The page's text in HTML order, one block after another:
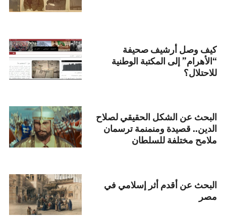
كيف وصل أرشيف صحيفة
“الأهرام” إلى المكتبة الوطنية
للاحتلال؟
البحث عن الشكل الحقيقي لصلاح
الدين.. قصيدة ومنمنمة ترسمان
ملامح مختلفة للسلطان
البحث عن أقدم أثر إسلامي في
مصر